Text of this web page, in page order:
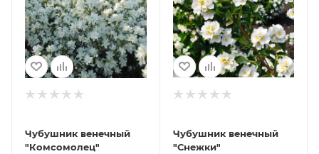
Чубушник венечный
"Комсомолец"
Чубушник венечный
"Снежки"